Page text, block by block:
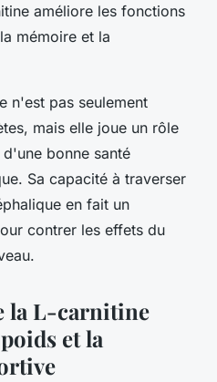
améliore les fonctions
mémoire et la
n'est pas seulement
mais elle joue un rôle
bonne santé
Sa capacité à traverser
en fait un
contrer les effets du
la L-carnitine
et la